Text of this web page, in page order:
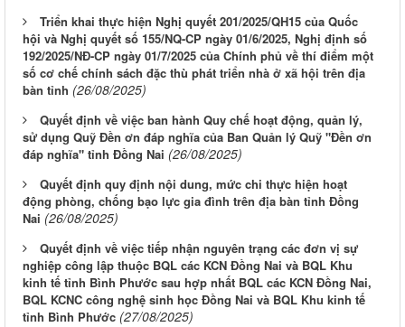
Triển khai thực hiện Nghị quyết 201/2025/QH15 của Quốc
hội và Nghị quyết số 155/NQ-CP ngày 01/6/2025, Nghị định số
192/2025/NĐ-CP ngày 01/7/2025 của Chính phủ về thí điểm một
số cơ chế chính sách đặc thù phát triển nhà ở xã hội trên địa
bàn tỉnh (26/08/2025)
Quyết định về việc ban hành Quy chế hoạt động, quản lý,
sử dụng Quỹ Đền ơn đáp nghĩa của Ban Quản lý Quỹ "Đền ơn
đáp nghĩa" tỉnh Đồng Nai (26/08/2025)
Quyết định quy định nội dung, mức chi thực hiện hoạt
động phòng, chống bạo lực gia đình trên địa bàn tỉnh Đồng
Nai (26/08/2025)
Quyết định về việc tiếp nhận nguyên trạng các đơn vị sự
nghiệp công lập thuộc BQL các KCN Đồng Nai và BQL Khu
kinh tế tỉnh Bình Phước sau hợp nhất BQL các KCN Đồng Nai,
BQL KCNC công nghệ sinh học Đồng Nai và BQL Khu kinh tế
tỉnh Bình Phước (27/08/2025)